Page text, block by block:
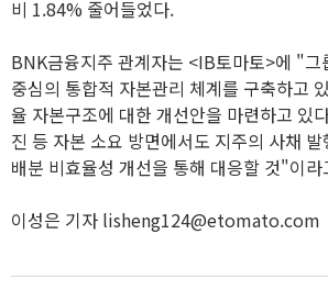
비 1.84% 줄어들었다.
BNK금융지주 관계자는 <IB토마토>에 "그
중심의 통합적 자본관리 체계를 구축하고
율 자본구조에 대한 개선안을 마련하고 있
진 등 자본 소요 방면에서도 지주의 사채
배분 비효율성 개선을 통해 대응할 것"이
이성은 기자 lisheng124@etomato.com